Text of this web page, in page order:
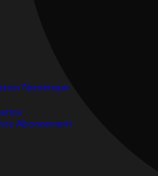
Numérique
Abonnement